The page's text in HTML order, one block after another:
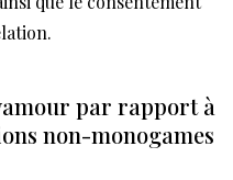
par rapport à
non-monogames